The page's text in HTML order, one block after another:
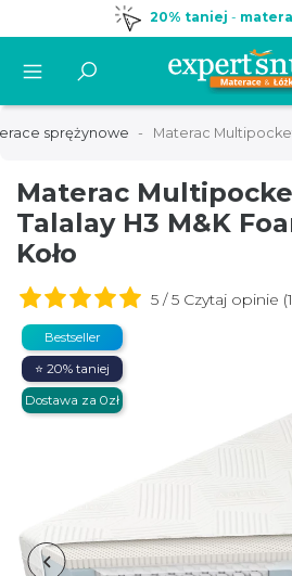
20% taniej -
sprężynowe Materac
Materac
Talalay H3 M&K
Koło
5 / 5 Czytaj opinie
Bestseller
⭐ 20% taniej
Dostawa za 0zł